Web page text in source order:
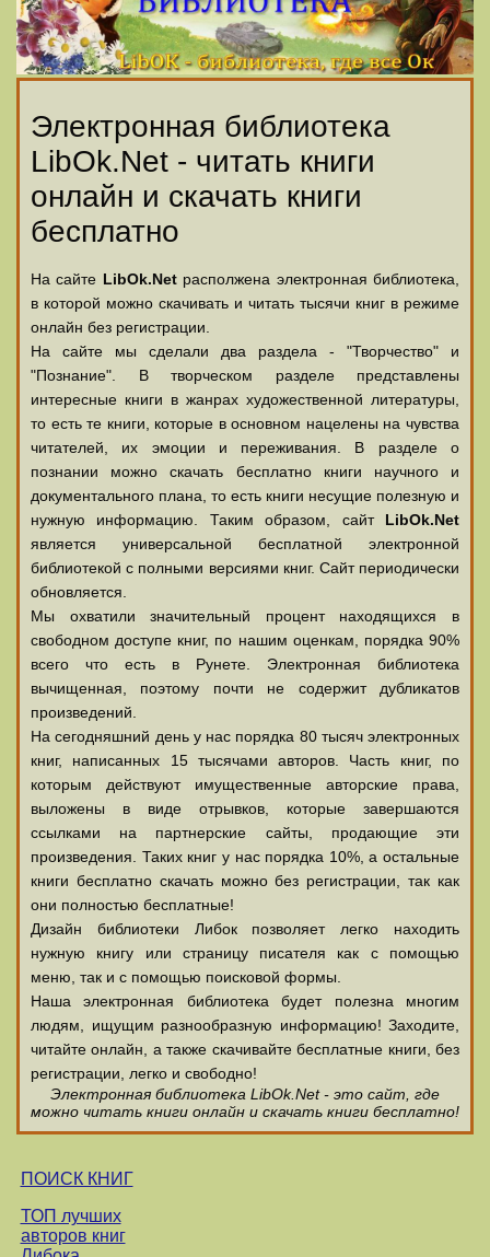
Электронная библиотека
LibOk.Net - читать книги
онлайн и скачать книги
бесплатно
На сайте LibOk.Netрасполжена электронная библиотека,
в которой можно скачивать и читать тысячи книг в режиме
онлайн без регистрации.
На сайте мы сделали два раздела - "Творчество" и
"Познание". В творческом разделе представлены
интересные книги в жанрах художественной литературы,
то есть те книги, которые в основном нацелены на чувства
читателей, их эмоции и переживания. В разделе о
познании можно скачать бесплатно книги научного и
документального плана, то есть книги несущие полезную и
нужную информацию. Таким образом, сайт LibOk.Net
является универсальной бесплатной электронной
библиотекой с полными версиями книг. Сайт периодически
обновляется.
Мы охватили значительный процент находящихся в
свободном доступе книг, по нашим оценкам, порядка 90%
всего что есть в Рунете. Электронная библиотека
вычищенная, поэтому почти не содержит дубликатов
произведений.
На сегодняшний день у нас порядка 80 тысяч электронных
книг, написанных 15 тысячами авторов. Часть книг, по
которым действуют имущественные авторские права,
выложены в виде отрывков, которые завершаются
ссылками на партнерские сайты, продающие эти
произведения. Таких книг у нас порядка 10%, а остальные
книги бесплатно скачать можно без регистрации, так как
они полностью бесплатные!
Дизайн библиотеки Либок позволяет легко находить
нужную книгу или страницу писателя как с помощью
меню, так и с помощью поисковой формы.
Наша электронная библиотека будет полезна многим
людям, ищущим разнообразную информацию! Заходите,
читайте онлайн, а также скачивайте бесплатные книги, без
регистрации, легко и свободно!
Электронная библиотека LibOk.Net - это сайт, где
можно читать книги онлайн и скачать книги бесплатно!
ПОИСК КНИГ
ТОП лучших
авторов книг